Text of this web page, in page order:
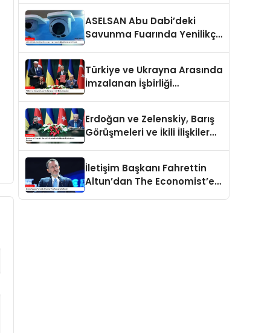
ASELSAN Abu Dabi’deki
Savunma Fuarında Yenilikçi
Türkiye ve Ukrayna Arasında
İmzalanan İşbirliği
Erdoğan ve Zelenskiy, Barış
Görüşmeleri ve İkili İlişkiler
İletişim Başkanı Fahrettin
Altun’dan The Economist’e